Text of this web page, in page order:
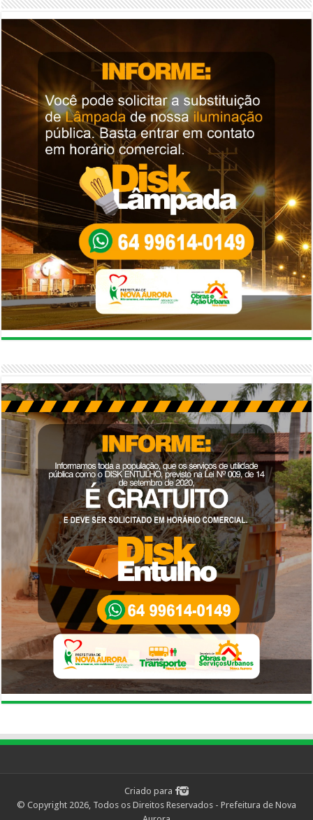
Criado para
© Copyright 2026, Todos os Direitos Reservados - Prefeitura de Nova